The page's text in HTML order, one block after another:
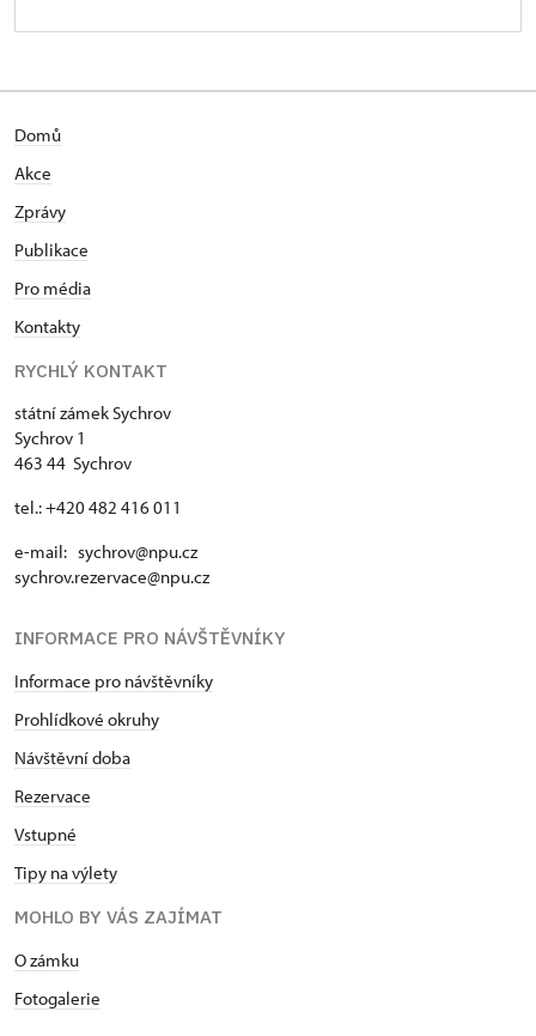
Domů
Akce
Zprávy
Publikace
Pro média
Kontakty
RYCHLÝ KONTAKT
státní zámek Sychrov
Sychrov 1
463 44 Sychrov
tel.: +420 482 416 011
e-mail: sychrov@npu.cz
sychrov.rezervace@npu.cz
INFORMACE PRO NÁVŠTĚVNÍKY
Informace pro návštěvníky
Prohlídkové okruhy
Návštěvní doba
Rezervace
Vstupné
Tipy na výlety
MOHLO BY VÁS ZAJÍMAT
O zámku
Fotogalerie